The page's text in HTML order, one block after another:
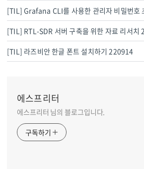
[TIL] RTL-SDR 서버 구축을 위한 자료 리서치
[TIL] 라즈비안 한글 폰트 설치하기 220914
에스프리터
에스프리터 님의 블로그입니다.
구독하기